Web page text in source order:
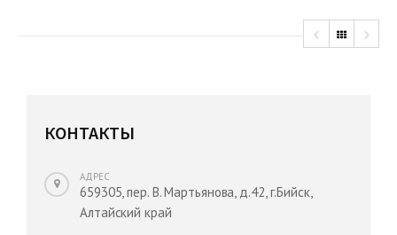
КОНТАКТЫ
АДРЕС
659305, пер. В. Мартьянова, д.42, г.Бийск,
Алтайский край